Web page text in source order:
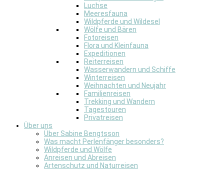
Luchse
Meeresfauna
Wildpferde und Wildesel
Wölfe und Bären
Fotoreisen
Flora und Kleinfauna
Expeditionen
Reiterreisen
Wasserwandern und Schiffe
Winterreisen
Weihnachten und Neujahr
Familienreisen
Trekking und Wandern
Tagestouren
Privatreisen
Über uns
Über Sabine Bengtsson
Was macht Perlenfänger besonders?
Wildpferde und Wölfe
Anreisen und Abreisen
Artenschutz und Naturreisen